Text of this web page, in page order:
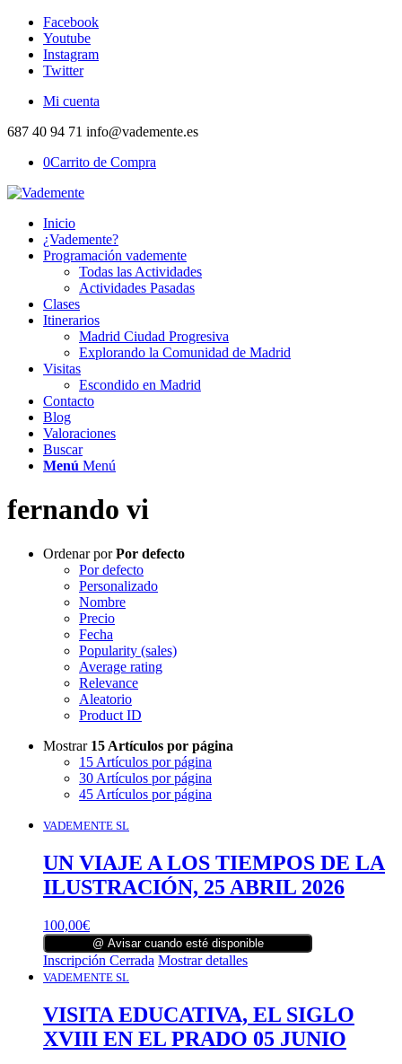
Facebook
Youtube
Instagram
Twitter
Mi cuenta
687 40 94 71 info@vademente.es
0Carrito de Compra
Inicio
¿Vademente?
Programación vademente
Todas las Actividades
Actividades Pasadas
Clases
Itinerarios
Madrid Ciudad Progresiva
Explorando la Comunidad de Madrid
Visitas
Escondido en Madrid
Contacto
Blog
Valoraciones
Buscar
Menú Menú
fernando vi
Ordenar porPor defecto
Por defecto
Personalizado
Nombre
Precio
Fecha
Popularity (sales)
Average rating
Relevance
Aleatorio
Product ID
Mostrar 15 Artículos por página
15 Artículos por página
30 Artículos por página
45 Artículos por página
VADEMENTE SL
UN VIAJE A LOS TIEMPOS DE LA
ILUSTRACIÓN, 25 ABRIL 2026
100,00€
@ Avisar cuando esté disponible
Inscripción Cerrada Mostrar detalles
VADEMENTE SL
VISITA EDUCATIVA, EL SIGLO
XVIII EN EL PRADO 05 JUNIO